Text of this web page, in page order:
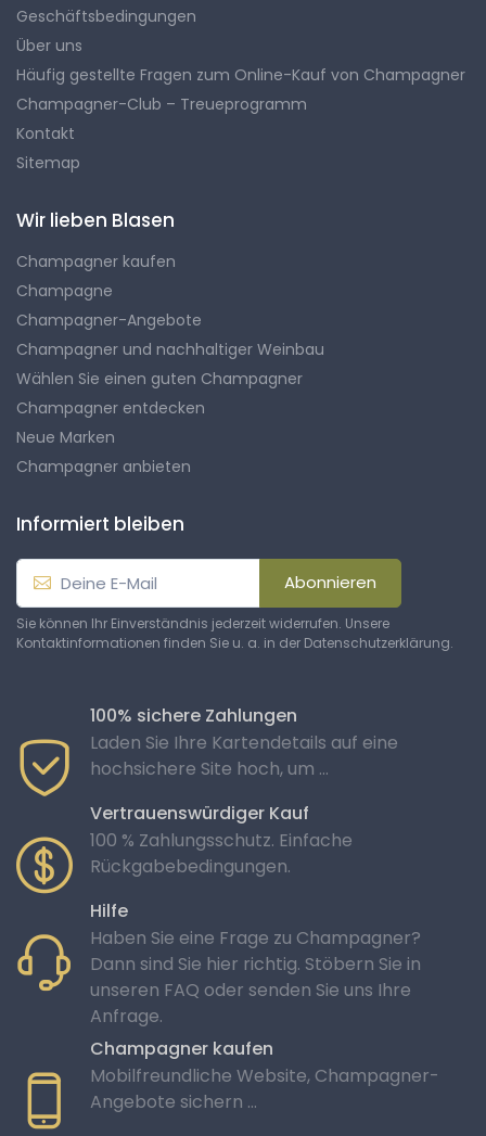
Geschäftsbedingungen
Über uns
Häufig gestellte Fragen zum Online-Kauf von Champagner
Champagner-Club – Treueprogramm
Kontakt
Sitemap
Wir lieben Blasen
Champagner kaufen
Champagne
Champagner-Angebote
Champagner und nachhaltiger Weinbau
Wählen Sie einen guten Champagner
Champagner entdecken
Neue Marken
Champagner anbieten
Informiert bleiben
Abonnieren
Sie können Ihr Einverständnis jederzeit widerrufen. Unsere
Kontaktinformationen finden Sie u. a. in der Datenschutzerklärung.
100% sichere Zahlungen
Laden Sie Ihre Kartendetails auf eine
hochsichere Site hoch, um ...
Vertrauenswürdiger Kauf
100 % Zahlungsschutz. Einfache
Rückgabebedingungen.
Hilfe
Haben Sie eine Frage zu Champagner?
Dann sind Sie hier richtig. Stöbern Sie in
unseren FAQ oder senden Sie uns Ihre
Anfrage.
Champagner kaufen
Mobilfreundliche Website, Champagner-
Angebote sichern …